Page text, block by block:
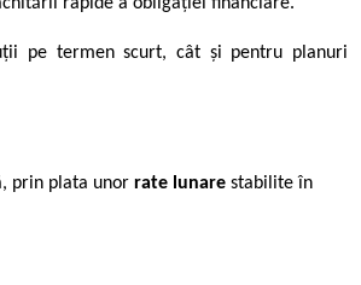
pe termen scurt, cât și pentru planuri
prin plata unor rate lunare stabilite în